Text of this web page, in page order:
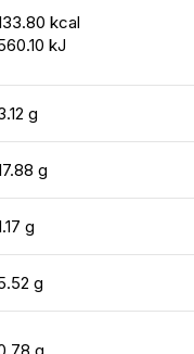
kcal
kJ
g
g
g
g